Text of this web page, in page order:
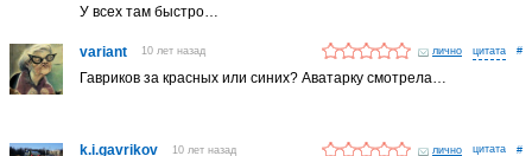
У всех там быстро…
variant 10 лет назад лично #
Гавриков за красных или синих? Аватарку смотрела…
k.i.gavrikov 10 лет назад лично #